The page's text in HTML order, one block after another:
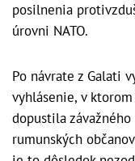
posilnenia
úrovni NATO.
Po návrate z Galati
vyhlásenie, v
dopustila
rumunských